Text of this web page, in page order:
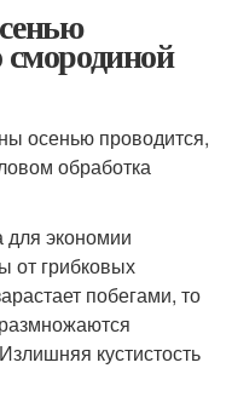
осенью проводится,
обработка
для экономии
от грибковых
побегами, то
кустистость